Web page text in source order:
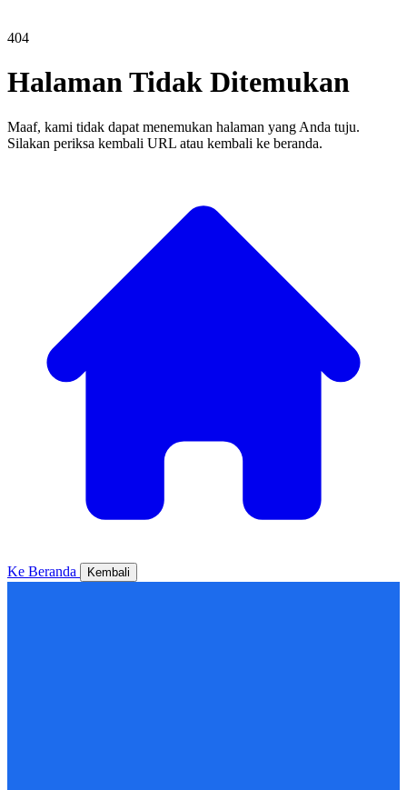
404
Halaman Tidak Ditemukan
Maaf, kami tidak dapat menemukan halaman yang Anda tuju.
Silakan periksa kembali URL atau kembali ke beranda.
Ke Beranda Kembali